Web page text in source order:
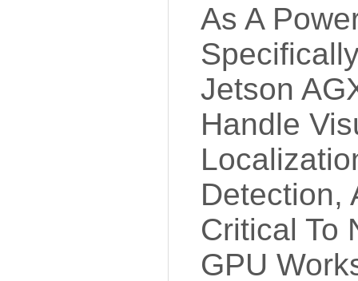
As A
Jetson
Handle
Detection,
Critical To
GPU